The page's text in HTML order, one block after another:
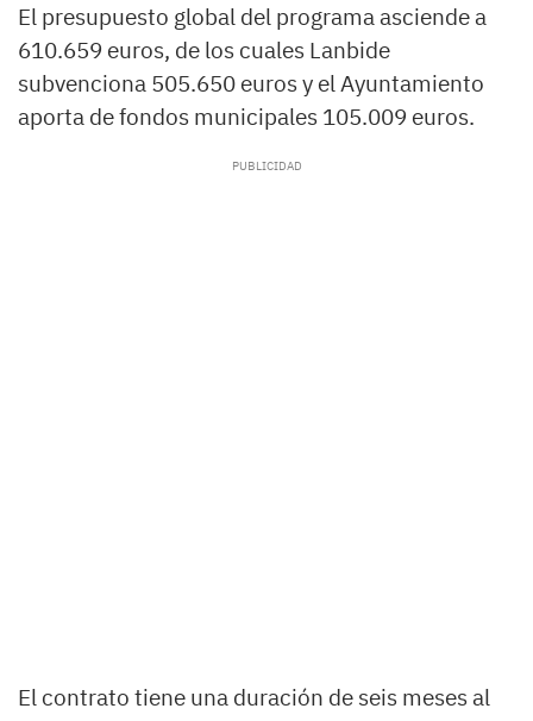
El presupuesto global del programa asciende a
610.659 euros, de los cuales Lanbide
subvenciona 505.650 euros y el Ayuntamiento
aporta de fondos municipales 105.009 euros.
El contrato tiene una duración de seis meses al